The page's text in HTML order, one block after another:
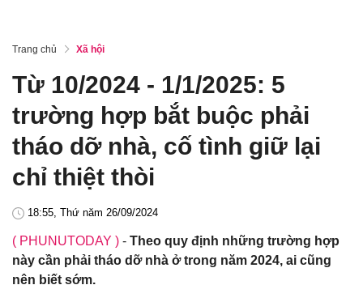
Trang chủ Xã hội
Từ 10/2024 - 1/1/2025: 5
trường hợp bắt buộc phải
tháo dỡ nhà, cố tình giữ lại
chỉ thiệt thòi
18:55, Thứ năm 26/09/2024
( PHUNUTODAY ) - Theo quy định những trường hợp
này cần phải tháo dỡ nhà ở trong năm 2024, ai cũng
nên biết sớm.